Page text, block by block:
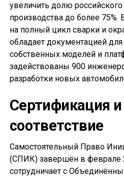
увеличить долю
производства до более
на полный цикл сварки и
обладает документацией для
собственных моделей и
задействованы 900
разработки новых
Сертификация
соответствие
Самостоятельный Право
(СПИК) завершён в феврале
сотрудничает с